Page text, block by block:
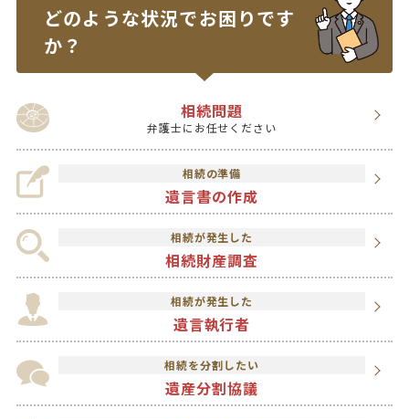
どのような状況でお困りです
か？
相続問題
弁護士にお任せください
相続の準備
遺言書の作成
相続が発生した
相続財産調査
相続が発生した
遺言執行者
相続を分割したい
遺産分割協議